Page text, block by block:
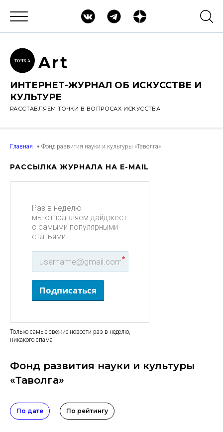
ТОЧК А Art
ИНТЕРНЕТ-ЖУРНАЛ ОБ ИСКУССТВЕ И
КУЛЬТУРЕ
РАССТАВЛЯЕМ ТОЧКИ В ВОПРОСАХ ИСКУССТВА
Главная Фонд развития науки и культуры «Таволга»
РАССЫЛКА ЖУРНАЛА НА E-MAIL
Раз в неделю
мы отправляем дайджест
с самыми популярными
статьями.
*
Подписаться
Только самые свежие новости раз в неделю,
никакого спама
Фонд развития науки и культуры
«Таволга»
По дате По рейтингу